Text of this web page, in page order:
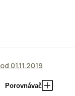
od 01.11.2019
Porovnávač